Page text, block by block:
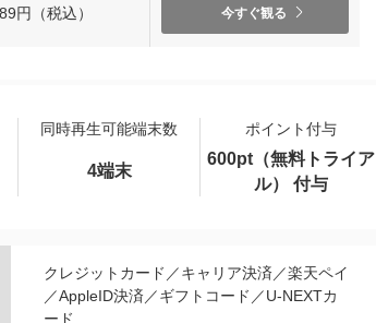
円（税込） 今すぐ観る
同時再生可能端末数 ポイント付与
4端末
600pt（無料トライア
ル） 付与
クレジットカード／キャリア決済／楽天ペイ
／AppleID決済／ギフトコード／U-NEXTカ
ード